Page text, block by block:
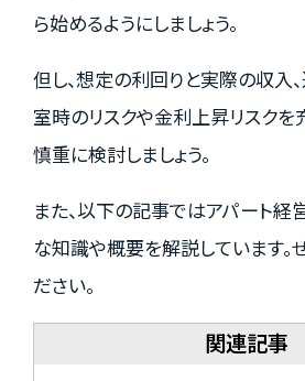
ら始めるようにしましょう。
但し、想定の利回りと実際の収入
室時のリスクや金利上昇リスク
慎重に検討しましょう。
また、以下の記事ではアパート
な知識や概要を解説しています。
ださい。